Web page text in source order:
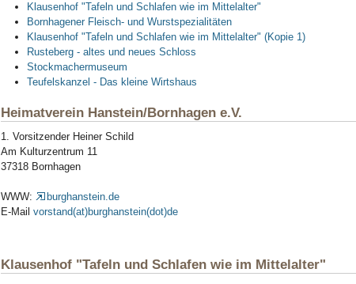
Klausenhof "Tafeln und Schlafen wie im Mittelalter"
Bornhagener Fleisch- und Wurstspezialitäten
Klausenhof "Tafeln und Schlafen wie im Mittelalter" (Kopie 1)
Rusteberg - altes und neues Schloss
Stockmachermuseum
Teufelskanzel - Das kleine Wirtshaus
Heimatverein Hanstein/Bornhagen e.V.
1. Vorsitzender Heiner Schild
Am Kulturzentrum 11
37318 Bornhagen
WWW:
burghanstein.de
E-Mailvorstand(at)burghanstein(dot)de
Klausenhof "Tafeln und Schlafen wie im Mittelalter"